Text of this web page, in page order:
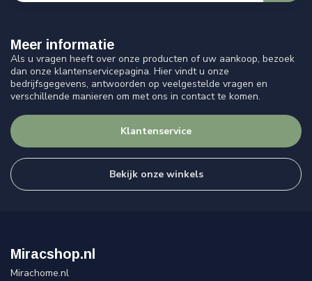
Meer informatie
Als u vragen heeft over onze producten of uw aankoop, bezoek
dan onze klantenservicepagina. Hier vindt u onze
bedrijfsgegevens, antwoorden op veelgestelde vragen en
verschillende manieren om met ons in contact te komen.
Klantenservice
Bekijk onze winkels
Miracshop.nl
Mirachome.nl